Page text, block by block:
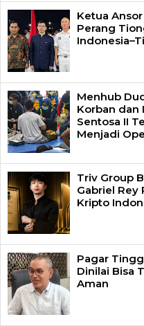
Ketua
Perang
Menhub
Korban dan
Sentosa II
Menjadi
Triv Group
Gabriel Rey
Kripto
Pagar
Dinilai Bisa
Aman